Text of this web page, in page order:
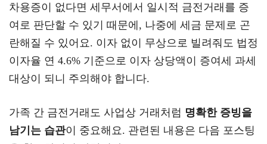
차용증이 없다면 세무서에서 일시적 금전거래를 증
여로 판단할 수 있기 때문에, 나중에 세금 문제로 곤
란해질 수 있어요. 이자 없이 무상으로 빌려줘도 법정
이자율 연 4.6% 기준으로 이자 상당액이 증여세 과세
대상이 되니 주의해야 합니다.
가족 간 금전거래도 사업상 거래처럼 명확한 증빙을
남기는 습관이 중요해요. 관련된 내용은 다음 포스팅